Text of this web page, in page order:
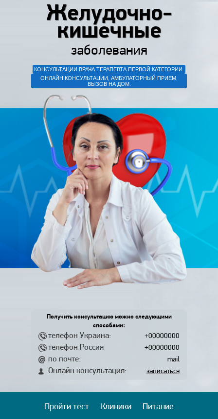
Желудочно-
кишечные
заболевания
КОНСУЛЬТАЦИИ ВРАЧА ТЕРАПЕВТА ПЕРВОЙ КАТЕГОРИИ.
ОНЛАЙН КОНСУЛЬТАЦИИ, АМБУЛАТОРНЫЙ ПРИЕМ,
ВЫЗОВ НА ДОМ.
Получить консультацию можно следующими
способами:
телефон Украина: +00000000
телефон Россия +00000000
по почте: mail
Онлайн консультация: записаться
Пройти тест Клиники
Питание